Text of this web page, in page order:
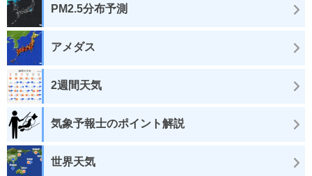
PM2.5分布予測
アメダス
2週間天気
気象予報士のポイント解説
世界天気